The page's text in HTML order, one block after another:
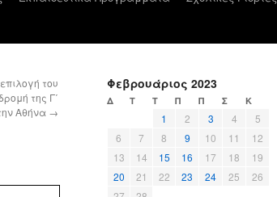
του
της Γ΄
Αθήνα →
Φεβρουάριος 2023
Δ Τ Τ Π Π Σ Κ
1 2 3 4
5
6
7 8 9 10 11
12
13
14 15 16 17 18
19
20
21 22 23 24 25
26